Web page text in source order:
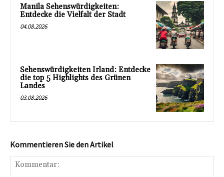
Manila Sehenswürdigkeiten:
Entdecke die Vielfalt der Stadt
04.08.2026
Sehenswürdigkeiten Irland: Entdecke
die top 5 Highlights des Grünen
Landes
03.08.2026
Kommentieren Sie den Artikel